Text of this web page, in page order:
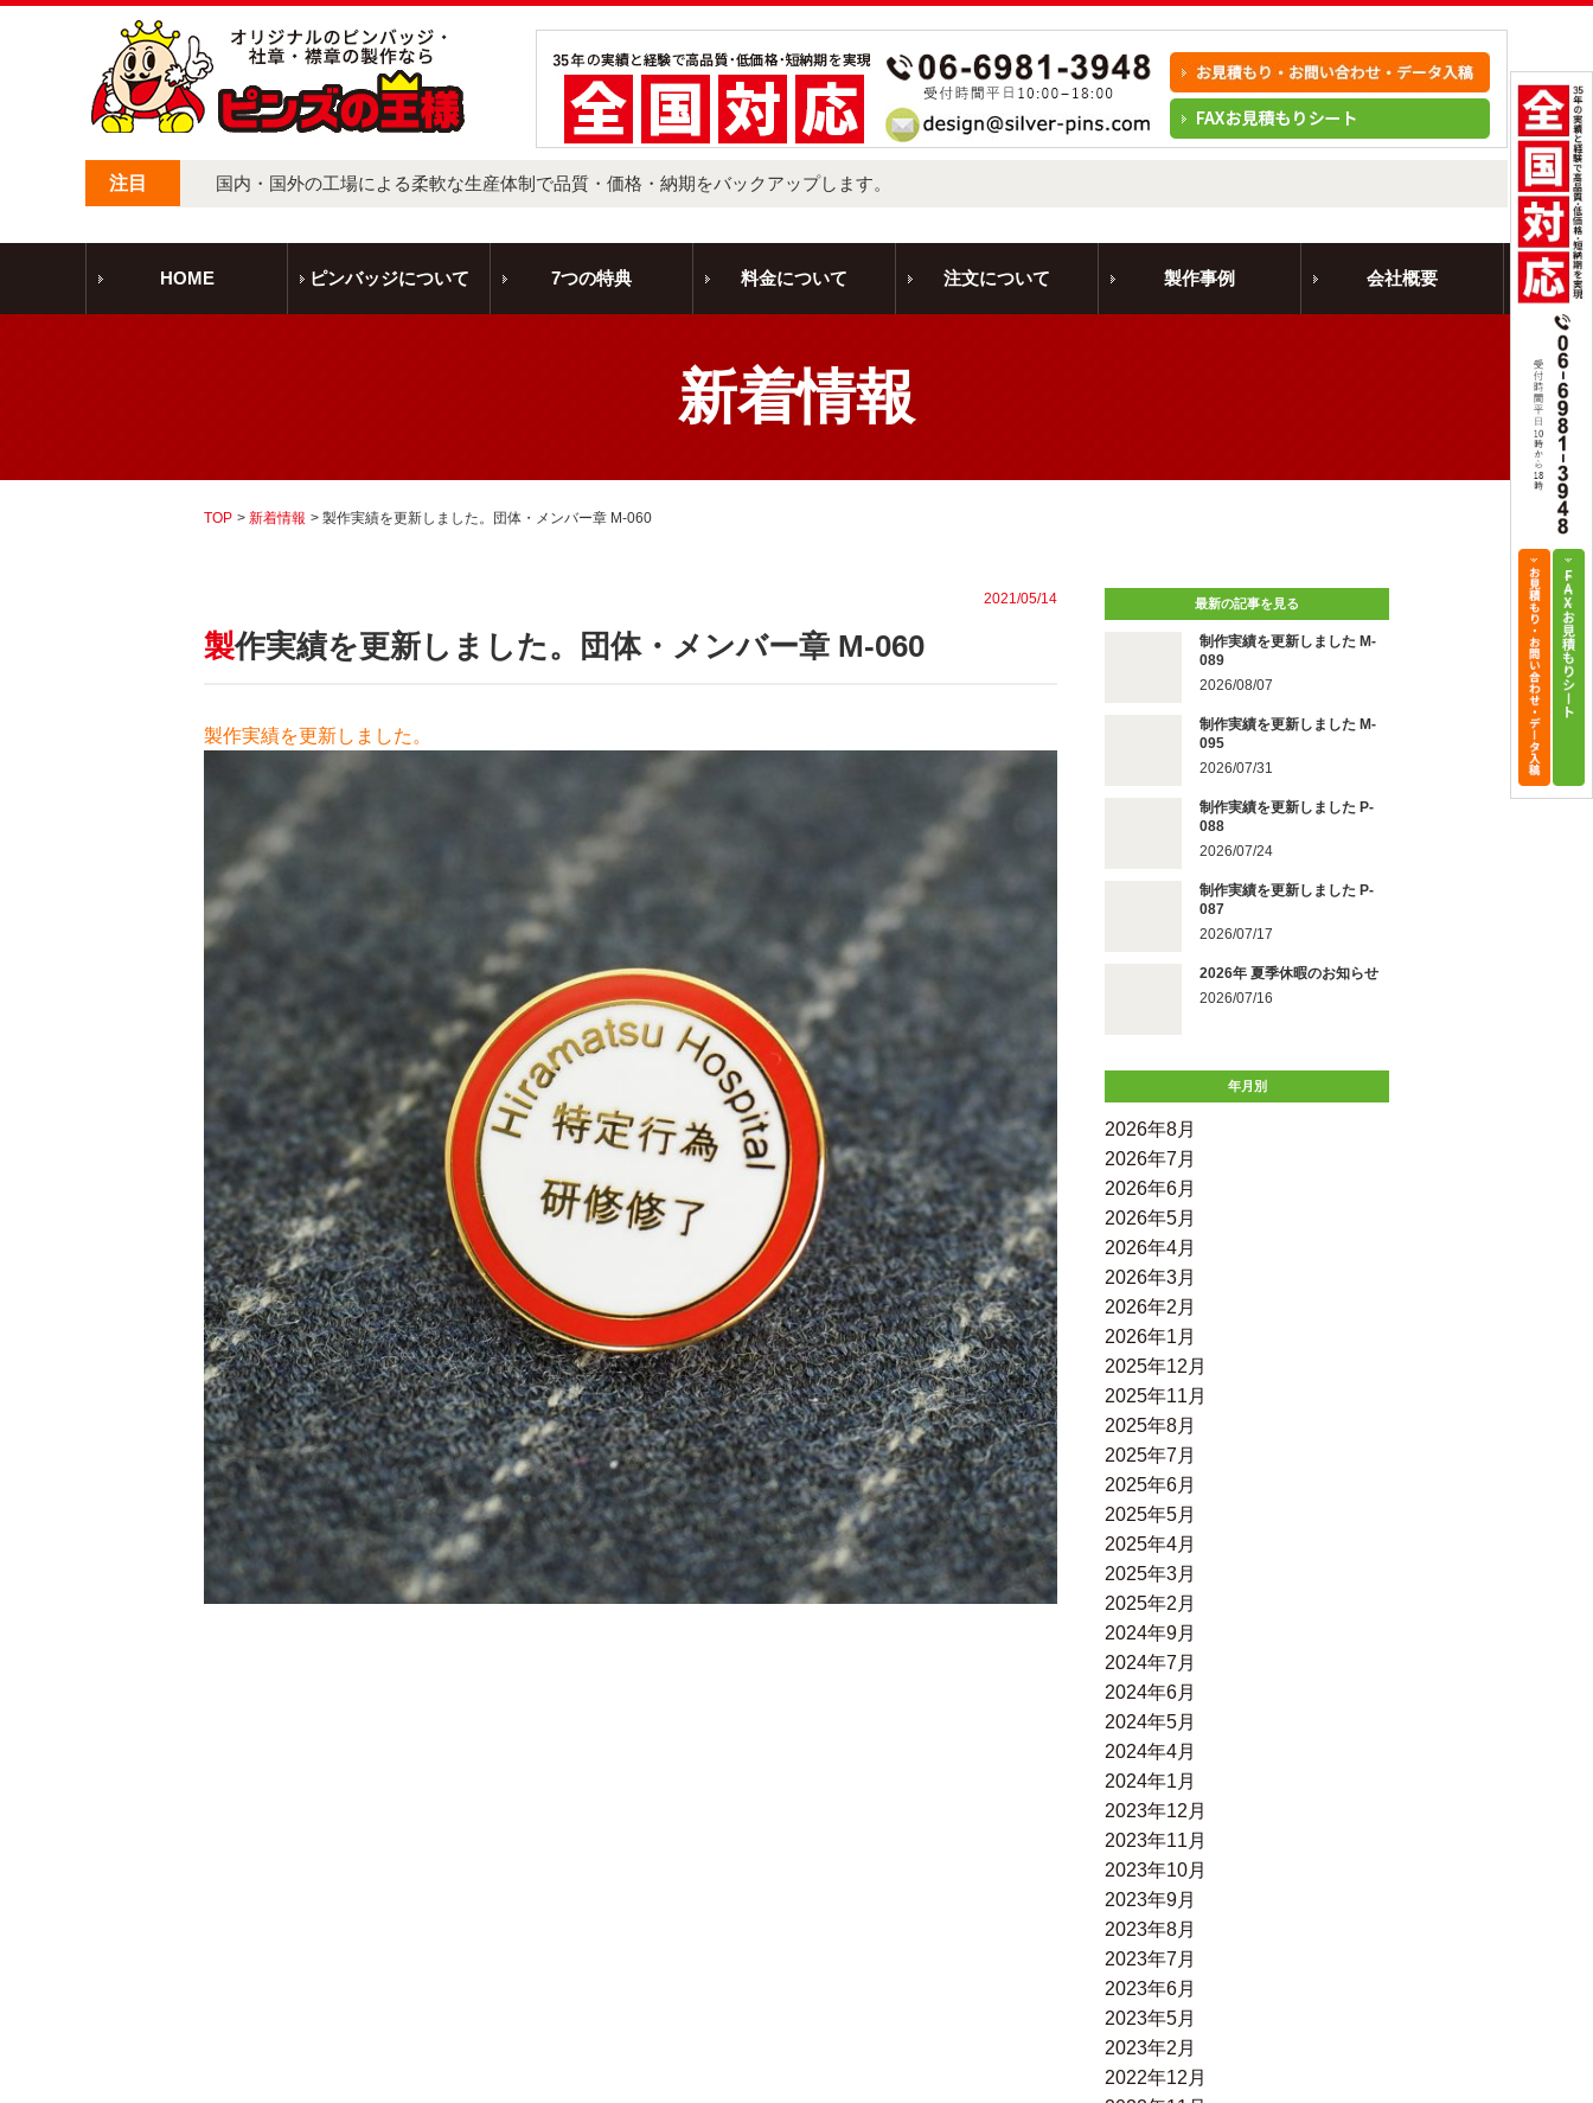
注目 国内・国外の工場による柔軟な生産体制で品質・価格・納期をバックアップします。
HOME ピンバッジについて 7つの特典 料金について 注文について 製作事例 会社概要
新着情報
TOP 新着情報 製作実績を更新しました。団体・メンバー章 M-060
2021/05/14
製作実績を更新しました。団体・メンバー章 M-060
製作実績を更新しました。
最新の記事を見る
制作実績を更新しました M-
089
2026/08/07
制作実績を更新しました M-
095
2026/07/31
制作実績を更新しました P-
088
2026/07/24
制作実績を更新しました P-
087
2026/07/17
2026年 夏季休暇のお知らせ
2026/07/16
年月別
2026年8月
2026年7月
2026年6月
2026年5月
2026年4月
2026年3月
2026年2月
2026年1月
2025年12月
2025年11月
2025年8月
2025年7月
2025年6月
2025年5月
2025年4月
2025年3月
2025年2月
2024年9月
2024年7月
2024年6月
2024年5月
2024年4月
2024年1月
2023年12月
2023年11月
2023年10月
2023年9月
2023年8月
2023年7月
2023年6月
2023年5月
2023年2月
2022年12月